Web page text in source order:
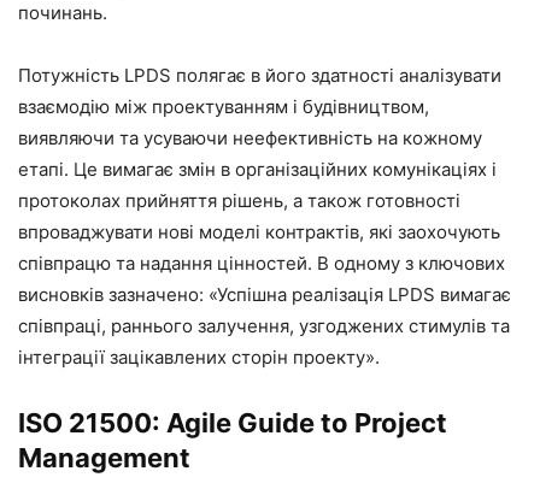
починань.
Потужність LPDS полягає в його здатності аналізувати
взаємодію між проектуванням і будівництвом,
виявляючи та усуваючи неефективність на кожному
етапі. Це вимагає змін в організаційних комунікаціях і
протоколах прийняття рішень, а також готовності
впроваджувати нові моделі контрактів, які заохочують
співпрацю та надання цінностей. В одному з ключових
висновків зазначено: «Успішна реалізація LPDS вимагає
співпраці, раннього залучення, узгоджених стимулів та
інтеграції зацікавлених сторін проекту».
ISO 21500: Agile Guide to Project
Management